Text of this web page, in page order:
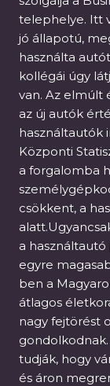
telephelye. Itt
jó állapotú,
használta
kollégái úgy
van. Az elmúlt
az új autók
használtautók
Központi
a forgalomba
csökkent, a
a
egyre
ben a
átlagos
nagy fejtörést
tudják, hogy
és áron